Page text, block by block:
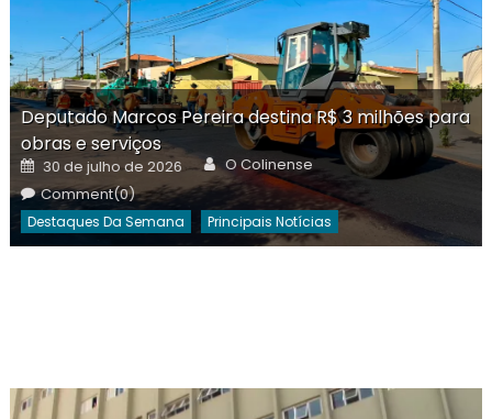
Deputado Marcos Pereira destina R$ 3 milhões para
obras e serviços
Posted
on
30 de julho de 2026 Author
O Colinense
Comment(0)
Destaques Da Semana Principais Notícias